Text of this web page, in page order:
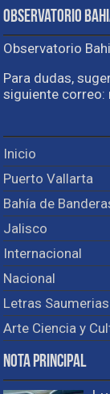
Observatorio
Observatorio
Para dudas,
siguiente correo:
Inicio
Puerto Vallarta
Bahía de
Jalisco
Internacional
Nacional
Letras Saumerias
Arte Ciencia y
Nota Principal